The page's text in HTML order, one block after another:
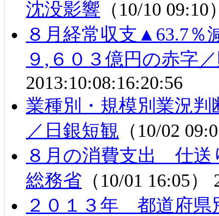
沈没影響 （10/10
８月経常収支▲63.7％
９,６０３億円の赤字
2013:10:08:16:20:56
業種別・規模別業況
／日銀短観 （10/02
８月の消費支出 仕送
総務省 （10/01 16:05）
２０１３年 都道府